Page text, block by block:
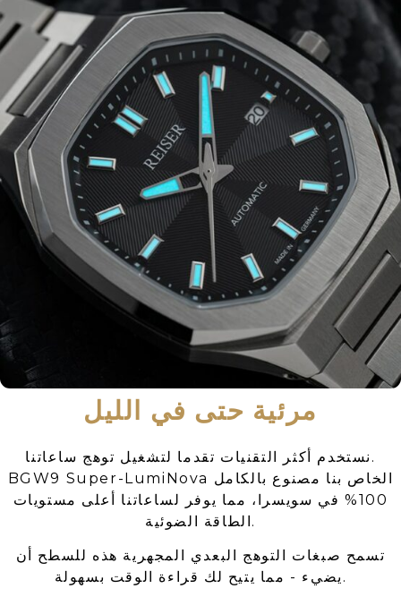
مرئية حتى في الليل
نستخدم أكثر التقنيات تقدما لتشغيل توهج ساعاتنا.
BGW9 Super-LumiNova الخاص بنا مصنوع بالكامل
100% في سويسرا، مما يوفر لساعاتنا أعلى مستويات
الطاقة الضوئية.
تسمح صبغات التوهج البعدي المجهرية هذه للسطح أن
يضيء - مما يتيح لك قراءة الوقت بسهولة.